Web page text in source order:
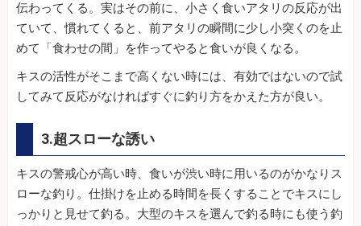
伝わってくる。実はその前に、小さく食いアタリの反応が出
ていて、慣れてくると、前アタリの瞬間に少し小突くのを止
めて「食わせの間」を作ってやると食いが良くなる。
キスの活性がそこまで高くない時には、有効ではないので試
してみて反応がなければすぐに釣り方をかえた方が良い。
3.超スローな誘い
キスの警戒心が高い時、食いが渋い時に用いるのがかなりス
ローな釣り。仕掛けを止める時間を長くすることでキスにし
っかりと見せて釣る。大型のキスを選んで釣る時にも使う釣